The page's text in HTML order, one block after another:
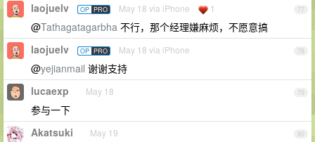
77
laojuelv OP PRO May 18 via iPhone 1
@Tathagatagarbha 不行，那个经理嫌麻烦，不愿意搞
78
laojuelv OP PRO May 18 via iPhone
@yejianmail 谢谢支持
79
lucaexp May 18
参与一下
80
Akatsuki May 19